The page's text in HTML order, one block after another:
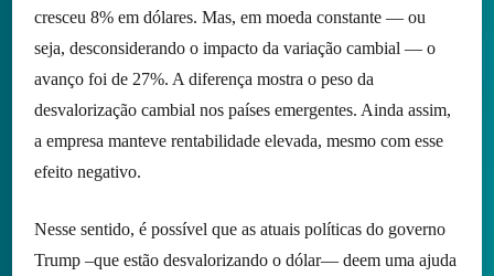
cresceu 8% em dólares. Mas, em moeda constante — ou
seja, desconsiderando o impacto da variação cambial — o
avanço foi de 27%. A diferença mostra o peso da
desvalorização cambial nos países emergentes. Ainda assim,
a empresa manteve rentabilidade elevada, mesmo com esse
efeito negativo.
Nesse sentido, é possível que as atuais políticas do governo
Trump –que estão desvalorizando o dólar— deem uma ajuda